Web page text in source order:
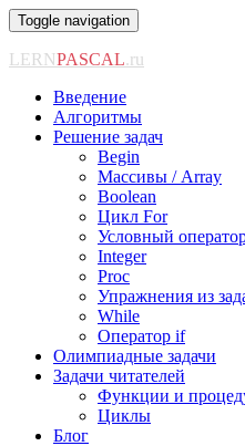
Toggle navigation
LERNPASCAL.ru
Введение
Алгоритмы
Решение задач
Begin
Массивы / Array
Boolean
Цикл For
Условный
Integer
Proc
Упражнения из
While
Оператор if
Олимпиадные задачи
Задачи читателей
Функции и
Циклы
Блог